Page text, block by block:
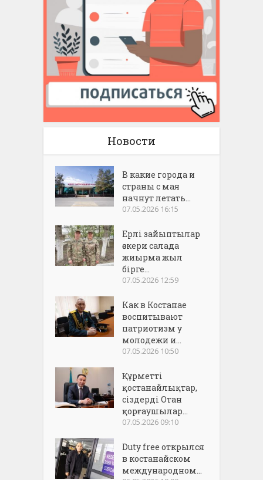
Новости
В какие города и
страны с мая
начнут летать...
07.05.2026 16:15
Ерлі зайыптылар
әскери салада
жиырма жыл
бірге...
07.05.2026 12:59
Как в Костанае
воспитывают
патриотизм у
молодежи и...
07.05.2026 10:50
Құрметті
қостанайлықтар,
сіздерді Отан
қорғаушылар...
07.05.2026 09:10
Duty free открылся
в костанайском
международном...